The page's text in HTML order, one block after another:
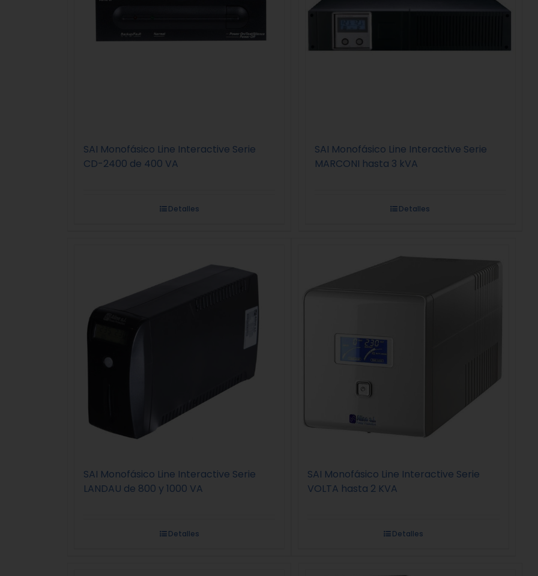
SAI Monofásico Line Interactive Serie
CD-2400 de 400 VA
Detalles
SAI Monofásico Line Interactive Serie
MARCONI hasta 3 kVA
Detalles
SAI Monofásico Line Interactive Serie
LANDAU de 800 y 1000 VA
Detalles
SAI Monofásico Line Interactive Serie
VOLTA hasta 2 KVA
Detalles